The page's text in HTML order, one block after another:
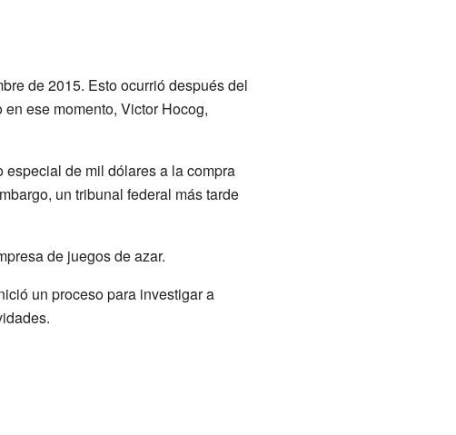
de 2015. Esto ocurrió después del
ese momento, Victor Hocog,
de mil dólares a la compra
un tribunal federal más tarde
de juegos de azar.
un proceso para investigar a